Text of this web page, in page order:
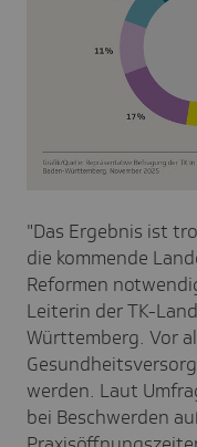
"Das Ergebnis ist
die kommende
Reformen
Leiterin der TK-
Württemberg. Vor
werden. Laut
bei Beschwerden